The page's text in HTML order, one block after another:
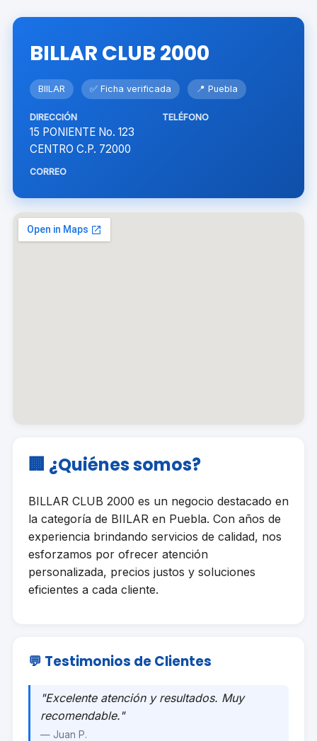
BILLAR CLUB 2000
BIILAR ✅ Ficha verificada 📍 Puebla
DIRECCIÓN
15 PONIENTE No. 123
CENTRO C.P. 72000
TELÉFONO
CORREO
🏢 ¿Quiénes somos?
BILLAR CLUB 2000 es un negocio destacado en
la categoría de BIILAR en Puebla. Con años de
experiencia brindando servicios de calidad, nos
esforzamos por ofrecer atención
personalizada, precios justos y soluciones
eficientes a cada cliente.
💬 Testimonios de Clientes
"Excelente atención y resultados. Muy
recomendable."
— Juan P.